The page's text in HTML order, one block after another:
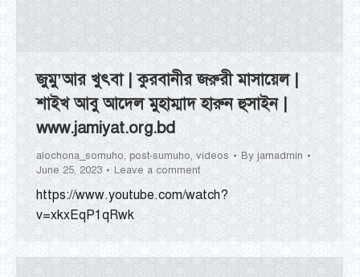
জুমু’আর খুৎবা | কুরবানীর জরুরী মাসায়েল |
শাইখ আবু আদেল মুহাম্মাদ হারুন হুসাইন |
www.jamiyat.org.bd
alochona_somuho, post-sumuho, videos By jamadmin
June 25, 2023
Leave a comment
https://www.youtube.com/watch?
v=xkxEqP1qRwk